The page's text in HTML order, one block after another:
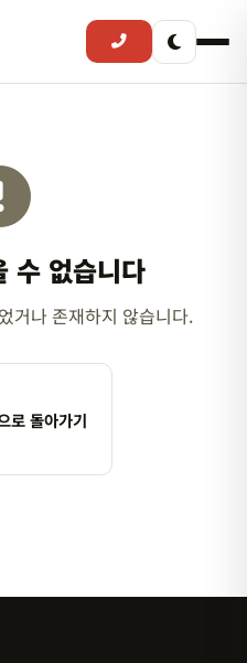
수 없습니다
거나 존재하지 않습니다.
로 돌아가기